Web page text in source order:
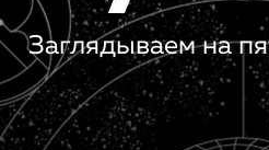
Заглядываем на